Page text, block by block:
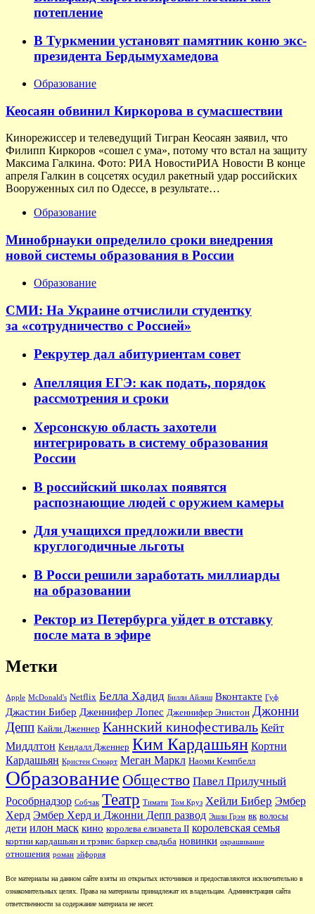
потепление
В Туркмении установят памятник коню экс-
президента Бердымухамедова
Образование
Кеосаян обвинил Киркорова в сумасшествии
Кинорежиссер и телеведущий Тигран Кеосаян заявил, что
Филипп Киркоров «сошел с ума», потому что встал на защиту
Максима Галкина. Фото: РИА НовостиРИА Новости В конце
апреля Галкин в соцсетях осудил ракетный удар российских
Вооруженных сил по Одессе, в результате…
Образование
Минобрнауки определило сроки внедрения
новой системы образования в России
Образование
СМИ: На Украине отчислили студентку
за «сотрудничество с Россией»
Рекрутер дал абитуриентам совет
Апелляция ЕГЭ: как подать, порядок
рассмотрения и сроки
Херсонскую область захотели
интегрировать в систему образования
России
В российский школах появятся
распознающие людей с оружием камеры
Для учащихся предложили ввести
круглогодичные льготы
В Росси решили заработать миллиарды
на образовании
Ректор из Петербурга уйдет в отставку
после мата в эфире
Метки
Apple McDonald's Netflix Белла Хадид Билли Айлиш Вконтакте Гуф
Джастин Бибер Дженнифер Лопес Дженнифер Энистон Джонни
Депп Кайли Дженнер Каннский кинофестиваль Кейт
Миддлтон Кендалл Дженнер Ким Кардашьян Кортни
Кардашьян Кристен Стюарт Меган Маркл Наоми Кемпбелл
Образование Общество Павел Прилучный
Рособрнадзор Собчак Театр Тимати Том Круз Хейли Бибер Эмбер
Херд Эмбер Херд и Джонни Депп развод Эшли Грэм вк волосы
дети илон маск кино королева елизавета II королевская семья
кортни кардашьян и трэвис баркер свадьба новинки окрашивание
отношения роман эйфория
Все материалы на данном сайте взяты из открытых источников и предоставляются исключительно в
ознакомительных целях. Права на материалы принадлежат их владельцам. Администрация сайта
ответственности за содержание материала не несет.